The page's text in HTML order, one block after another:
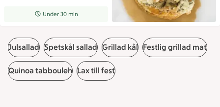
Receptet tar Under 30 min att tillaga
Under 30 min
Julsallad Spetskål sallad Grillad kål Festlig grillad mat
Quinoa tabbouleh Lax till fest